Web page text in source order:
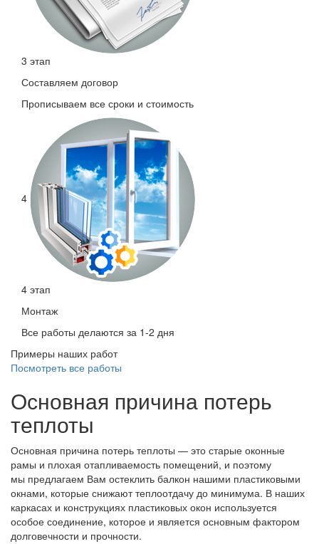
3 этап
Составляем договор
Прописываем все сроки и стоимость
4
4 этап
Монтаж
Все работы делаются за 1-2 дня
Примеры наших работ
Посмотреть все работы
Основная причина потерь
теплоты
Основная причина потерь теплоты — это старые оконные
рамы и плохая отапливаемость помещений, и поэтому
мы предлагаем Вам остеклить балкон нашими пластиковыми
окнами, которые снижают теплоотдачу до минимума. В наших
каркасах и конструкциях пластиковых окон используется
особое соединение, которое и является основным фактором
долговечности и прочности.